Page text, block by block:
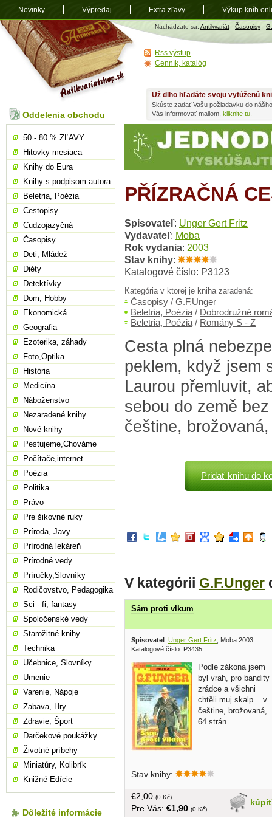
Antikvariát
shop.sk
Nachádzate sa: Antikvariát - Časopisy -
PŘÍZRAČNÁ
Spisovateľ: Unger Gert Fritz
Vydavateľ: Moba
Rok vydania: 2003
Stav knihy:
Katalogové číslo: P3123
Kategória v ktorej je kniha zaradená:
Časopisy / G.F.Unger
Beletria, Poézia / Dobrodružné
Beletria, Poézia / Romány S - Z
Cesta plná
peklem, když jsem
Laurou přemluvit,
sebou do země
češtine,
Pridať knihu do
V kategórii G.F.Unger
Sám proti vlkum
Spisovatel: Unger Gert Fritz , Moba 2003
Katalogové číslo: P3435
Podle zákona jsem
byl vrah, pro bandity
zrádce a všichni
chtěli muj skalp... v
češtine, brožovaná,
64 strán
Stav knihy:
kúpiť
€2,00 (0 Kč)
Pre Vás: €1,90 (0 Kč)
Už dlho hľadáte svoju vytúženú
Skúste zadať Vašu požiadavku do
Vás informovať mailom, kliknite tu.
Oddelenia obchodu
50 - 80 % ZĽAVY
Hitovky mesiaca
Knihy do Eura
Knihy s podpisom autora
Beletria, Poézia
Cestopisy
Cudzojazyčná
Časopisy
Deti, Mládež
Diéty
Detektívky
Dom, Hobby
Ekonomická
Geografia
Ezoterika, záhady
Foto,Optika
História
Medicína
Náboženstvo
Nezaradené knihy
Nové knihy
Pestujeme,Chováme
Počítače,internet
Poézia
Politika
Právo
Pre šikovné ruky
Príroda, Javy
Prírodná lekáreň
Prírodné vedy
Príručky,Slovníky
Rodičovstvo, Pedagogika
Sci - fi, fantasy
Spoločenské vedy
Starožitné knihy
Technika
Učebnice, Slovníky
Umenie
Varenie, Nápoje
Zabava, Hry
Zdravie, Šport
Darčekové poukážky
Životné príbehy
Miniatúry, Kolibrík
Knižné Edície
Dôležité informácie
Rss výstup
Cenník, katalóg
Novinky Výpredaj Extra zľavy Výkup kníh